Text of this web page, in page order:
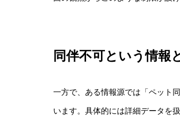
同伴不可という情報
一方で、ある情報源では「ペット
います。具体的には詳細データを